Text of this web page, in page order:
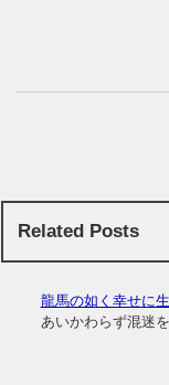
Related Posts
龍馬の如く幸せに
あいかわらず混迷